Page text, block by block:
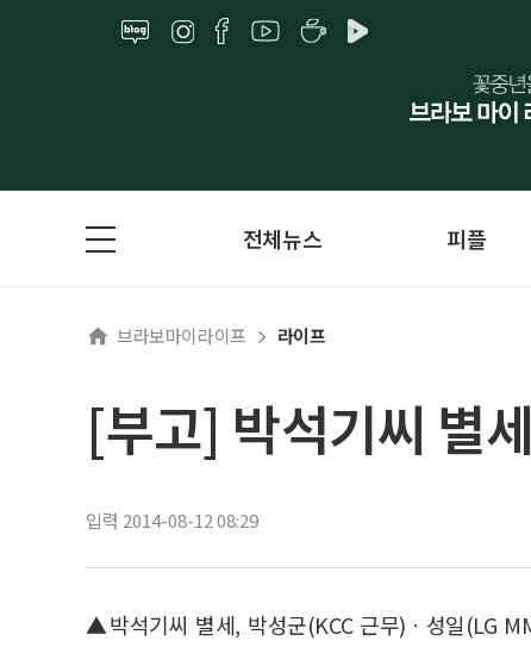
전체뉴스 피플
브라보마이라이프 라이프
[부고] 박석기씨 별
입력 2014-08-12 08:29
▲박석기씨 별세, 박성군(KCC 근무)ㆍ성일(LG